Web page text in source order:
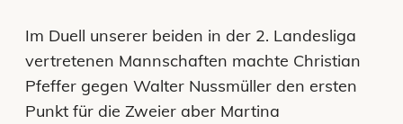
Im Duell unserer beiden in der 2. Landesliga
vertretenen Mannschaften machte Christian
Pfeffer gegen Walter Nussmüller den ersten
Punkt für die Zweier aber Martina